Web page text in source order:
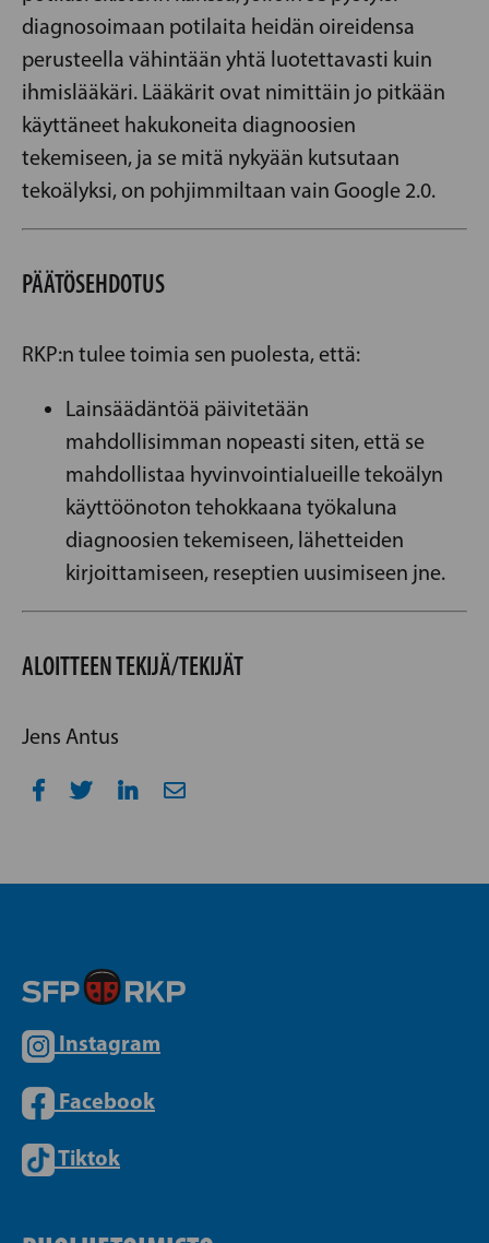
diagnosoimaan potilaita heidän oireidensa
perusteella vähintään yhtä luotettavasti kuin
ihmislääkäri. Lääkärit ovat nimittäin jo pitkään
käyttäneet hakukoneita diagnoosien
tekemiseen, ja se mitä nykyään kutsutaan
tekoälyksi, on pohjimmiltaan vain Google 2.0.
PÄÄTÖSEHDOTUS
RKP:n tulee toimia sen puolesta, että:
Lainsäädäntöä päivitetään
mahdollisimman nopeasti siten, että se
mahdollistaa hyvinvointialueille tekoälyn
käyttöönoton tehokkaana työkaluna
diagnoosien tekemiseen, lähetteiden
kirjoittamiseen, reseptien uusimiseen jne.
ALOITTEEN TEKIJÄ/TEKIJÄT
Jens Antus
Instagram
Facebook
Tiktok